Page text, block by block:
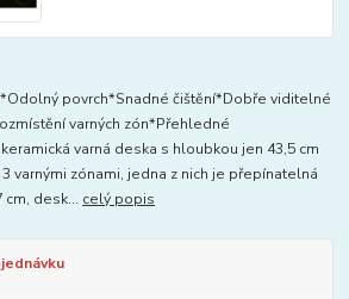
povrch*Snadné čištění*Dobře viditelné
varných zón*Přehledné
varná deska s hloubkou jen 43,5 cm
varnými zónami, jedna z nich je přepínatelná
cm, desk... celý popis